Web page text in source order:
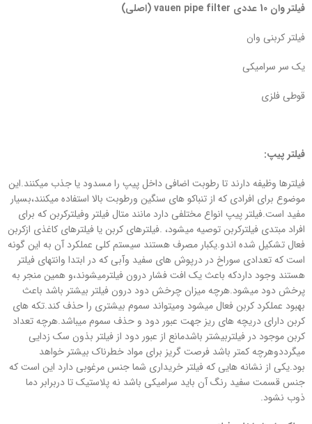
فیلتر وان 10 عددی vauen pipe filter (اصلی)
فیلتر کربنی وان
یک سر سرامیکی
قوطی فلزی
فیلتر پیپ:
فیلترها وظیفه دارند تا رطوبت اضافی داخل پیپ را مسدود یا جذب میکنند.این
موضوع برای افرادی که از تنباکو های سنگین ورطوبت بالا استفاده میکنند،بسیار
مفید است.فیلتر پیپ انواع مختلفی دارد مانند متال فیلتر وفیلترکربن که برای
افراد مبتدی فیلترکربن توصیه میشود، .فیلترهای کربن یا فیلترهای کاغذی ازکربن
فعال تشکیل شده اندو.یکبار مصرف هستند سیستم کلی عملکرد آن به این گونه
است که تعدادی سوراخ در درپوش های سفید وآبی که در ابتدا وانتهای فیلتر
هستند وجود داردکه باعث یک افت فشار درون فیلترمیشوند،و همین منجر به
پرخش دود میشود.هرچه میزان چرخش دود درون فیلتر بیشتر باشد باعث
بهبود عملکرد کربن فعال میشود ومیتواند سموم بیشتری را حذف کند.تکه های
کربن دارای دریچه های ریز جهت عبور دود و حذف سموم میباشد.هرچه تعداد
کربن موجود در فیلتربیشتر باشدمانع از عبور دود از فیلتر بذون سک زدایی
میگرددوهرچه کمتر باشد فرصت گریز برای مواد خطرناک بیشتر خواهد
بود.یکی از نشانه هایی که فیلتر خریداری شما جنس مرغوبی دارد این است که
جنس قسمت سفید رنگ آن باید سرامیکی باشد نه پلاستیک تا دربرابر دما
ذوب نشود.